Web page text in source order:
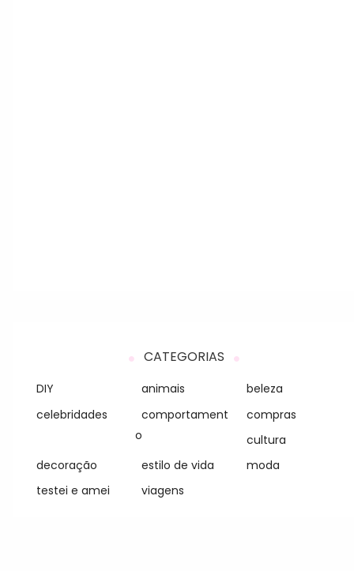
CATEGORIAS
DIY animais
beleza
celebridades
comportament
o
compras
cultura
decoração
estilo de vida
moda
testei e amei
viagens